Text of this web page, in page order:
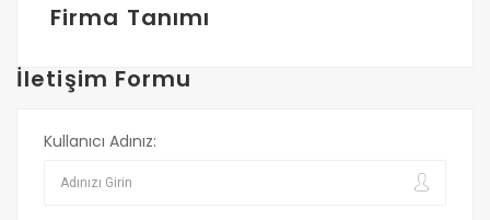
Firma Tanımı
İletişim Formu
Kullanıcı Adınız: